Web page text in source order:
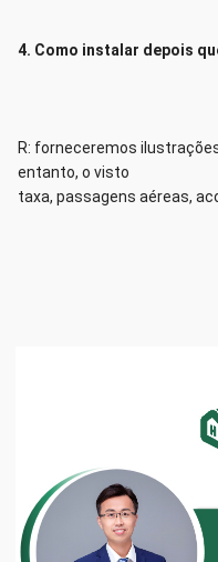
4. Como instalar depois
R: forneceremos
entanto, o visto
taxa, passagens aéreas,